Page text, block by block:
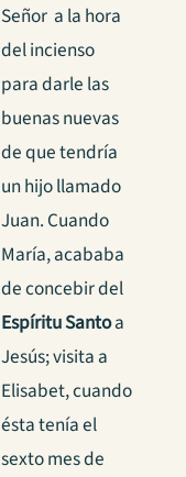
Señor a la hora
del incienso
para darle las
buenas nuevas
de que tendría
un hijo llamado
Juan. Cuando
María, acababa
de concebir del
Espíritu Santoa
Jesús; visita a
Elisabet, cuando
ésta tenía el
sexto mes de